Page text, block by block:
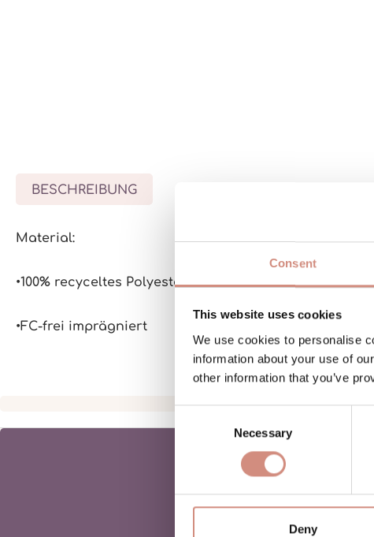
Consent
This website uses cookies
We use cookies to personalise
information about your use of
other information that you’ve
Selection
Necessary
Deny
BESCHREIBUNG
Material:
•100% recyceltes Polyester + Kuschelfutter innen
•FC-frei imprägniert